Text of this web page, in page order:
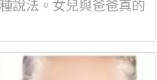
說法。女兒與爸爸真的
友的經歷